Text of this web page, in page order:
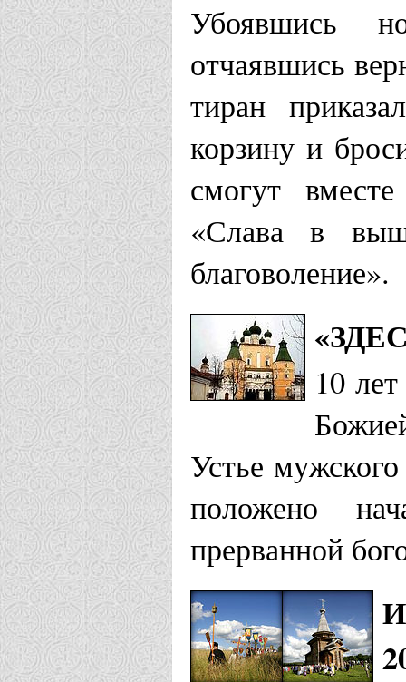
Убоявшись
отчаявшись
тиран
корзину и
смогут
«Слава в
благоволение».
10
Устье
положено
прерванной